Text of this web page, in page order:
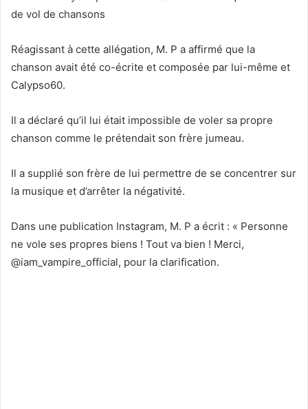
Réagissant à cette allégation, M. P a affirmé que la
chanson avait été co-écrite et composée par lui-même et
Calypso60.
Il a déclaré qu’il lui était impossible de voler sa propre
chanson comme le prétendait son frère jumeau.
Il a supplié son frère de lui permettre de se concentrer sur
la musique et d’arrêter la négativité.
Dans une publication Instagram, M. P a écrit : « Personne
ne vole ses propres biens ! Tout va bien ! Merci,
@iam_vampire_official, pour la clarification.